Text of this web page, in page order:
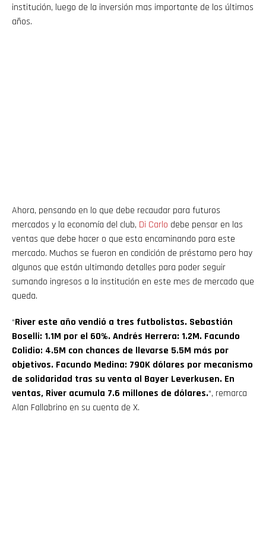
institución, luego de la inversión mas importante de los últimos
años.
Ahora, pensando en lo que debe recaudar para futuros
mercados y la economía del club, Di Carlo debe pensar en las
ventas que debe hacer o que esta encaminando para este
mercado. Muchos se fueron en condición de préstamo pero hay
algunos que están ultimando detalles para poder seguir
sumando ingresos a la institución en este mes de mercado que
queda.
“River este año vendió a tres futbolistas. Sebastián
Boselli: 1.1M por el 60%. Andrés Herrera: 1.2M. Facundo
Colidio: 4.5M con chances de llevarse 5.5M más por
objetivos. Facundo Medina: 790K dólares por mecanismo
de solidaridad tras su venta al Bayer Leverkusen. En
ventas, River acumula 7.6 millones de dólares.“, remarca
Alan Fallabrino en su cuenta de X.